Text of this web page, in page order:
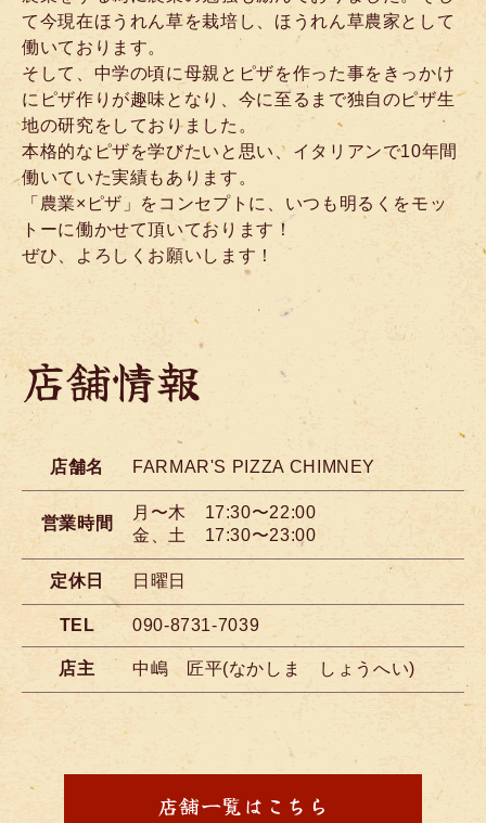
て今現在ほうれん草を栽培し、ほうれん草農家として
働いております。
そして、中学の頃に母親とピザを作った事をきっかけ
にピザ作りが趣味となり、今に至るまで独自のピザ生
地の研究をしておりました。
本格的なピザを学びたいと思い、イタリアンで10年間
働いていた実績もあります。
「農業×ピザ」をコンセプトに、いつも明るくをモッ
トーに働かせて頂いております！
ぜひ、よろしくお願いします！
店舗情報
店舗名 FARMAR'S PIZZA CHIMNEY
営業時間
月〜木 17:30〜22:00
金、土 17:30〜23:00
定休日 日曜日
TEL 090-8731-7039
店主 中嶋 匠平(なかしま しょうへい)
店舗一覧はこちら